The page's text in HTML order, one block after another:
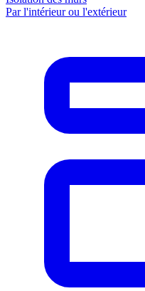
Par l'intérieur ou l'extérieur